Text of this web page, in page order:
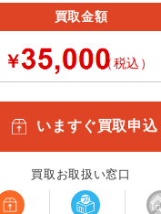
買取金額
￥ （税込）
いますぐ買取申込
買取お取扱い窓口